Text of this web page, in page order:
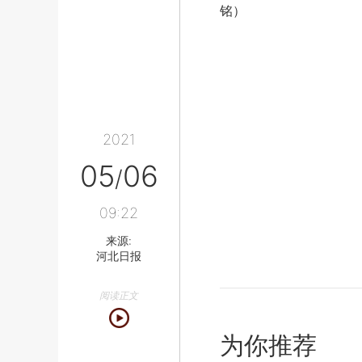
2021
05/06
09:22
来源:
河北日报
阅读正文
铭）
为你推荐